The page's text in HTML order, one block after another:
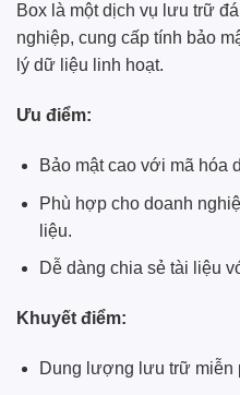
Box là một dịch vụ lưu trữ
nghiệp, cung cấp tính bảo
lý dữ liệu linh hoạt.
Ưu điểm:
Bảo mật cao với mã hóa
Phù hợp cho doanh
liệu.
Dễ dàng chia sẻ tài liệu
Khuyết điểm:
Dung lượng lưu trữ miễn